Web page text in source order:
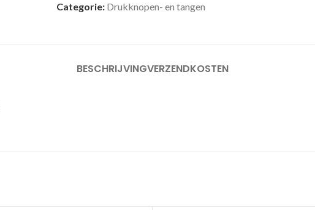
Categorie: Drukknopen- en tangen
BESCHRIJVINGVERZENDKOSTEN